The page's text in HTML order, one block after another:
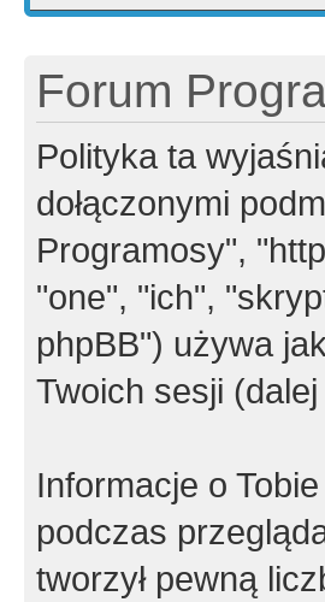
Forum
Polityka ta
dołączonymi
Programosy",
"one", "ich",
phpBB") używa
Twoich sesji
Informacje o
podczas
tworzył pewną